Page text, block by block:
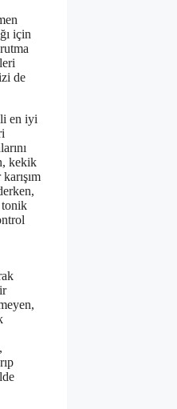
için
de
en iyi
kekik
tonik